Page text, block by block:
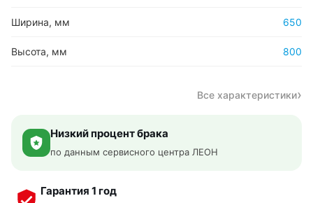
Ширина, мм 650
Высота, мм 800
Все характеристики
Низкий процент брака
по данным сервисного центра ЛЕОН
Гарантия 1 год